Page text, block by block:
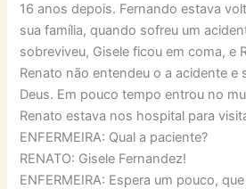
16 anos depois. Fernando estava
sua família, quando sofreu um
sobreviveu, Gisele ficou em coma, e
Renato não entendeu o a acidente e
Deus. Em pouco tempo entrou no
Renato estava nos hospital para
ENFERMEIRA: Qual a paciente?
RENATO: Gisele Fernandez!
ENFERMEIRA: Espera um pouco,